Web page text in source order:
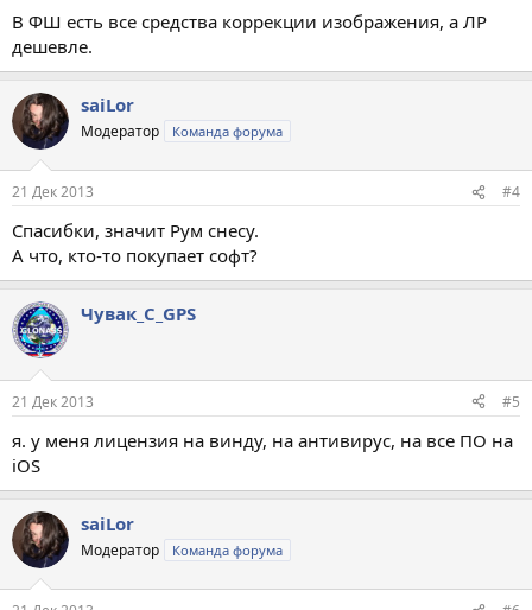
В ФШ есть все средства коррекции изображения, а ЛР
дешевле.
saiLor
Модератор Команда форума
21 Дек 2013 #4
Спасибки, значит Рум снесу.
А что, кто-то покупает софт?
Чувак_С_GPS
21 Дек 2013 #5
я. у меня лицензия на винду, на антивирус, на все ПО на
iOS
saiLor
Модератор Команда форума